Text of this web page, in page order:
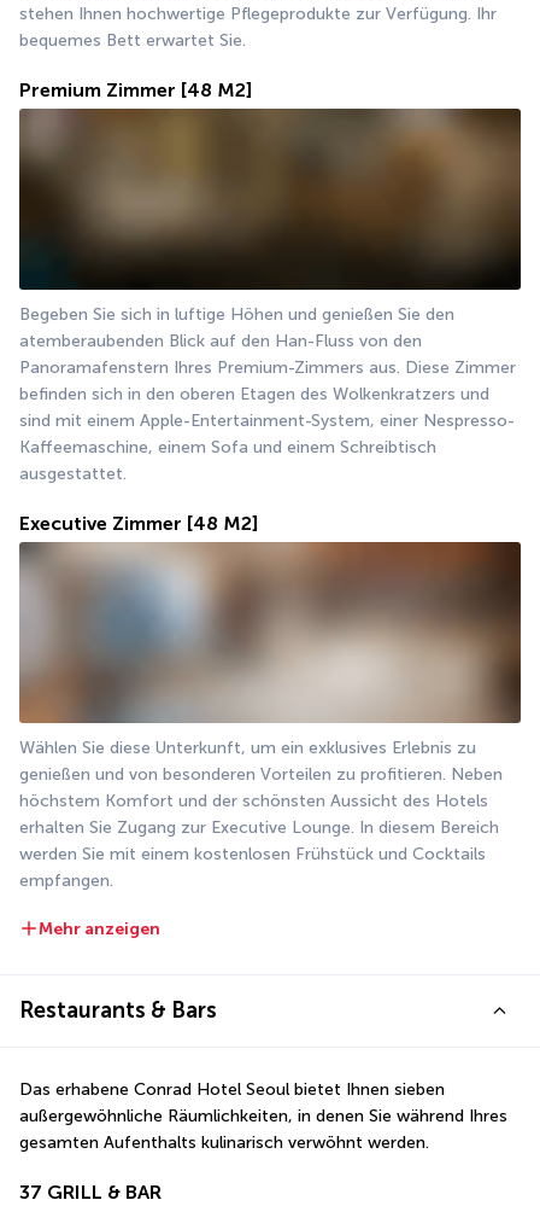
stehen Ihnen hochwertige Pflegeprodukte zur Verfügung. Ihr
bequemes Bett erwartet Sie.
Premium Zimmer [48 M2]
Begeben Sie sich in luftige Höhen und genießen Sie den
atemberaubenden Blick auf den Han-Fluss von den
Panoramafenstern Ihres Premium-Zimmers aus. Diese Zimmer
befinden sich in den oberen Etagen des Wolkenkratzers und
sind mit einem Apple-Entertainment-System, einer Nespresso-
Kaffeemaschine, einem Sofa und einem Schreibtisch
ausgestattet.
Executive Zimmer [48 M2]
Wählen Sie diese Unterkunft, um ein exklusives Erlebnis zu
genießen und von besonderen Vorteilen zu profitieren. Neben
höchstem Komfort und der schönsten Aussicht des Hotels
erhalten Sie Zugang zur Executive Lounge. In diesem Bereich
werden Sie mit einem kostenlosen Frühstück und Cocktails
empfangen.
Mehr anzeigen
Restaurants & Bars
Das erhabene Conrad Hotel Seoul bietet Ihnen sieben
außergewöhnliche Räumlichkeiten, in denen Sie während Ihres
gesamten Aufenthalts kulinarisch verwöhnt werden.
37 GRILL & BAR